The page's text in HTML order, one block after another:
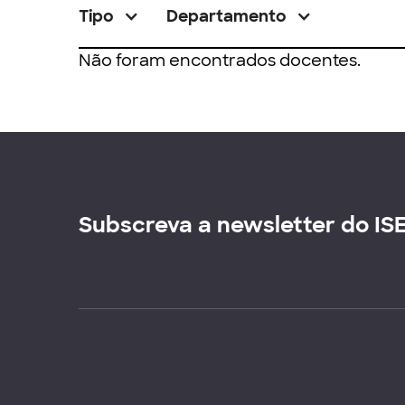
Tipo Departamento
Não foram encontrados docentes.
Subscreva a newsletter do